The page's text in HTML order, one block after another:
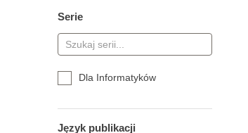
Serie
Dla Informatyków
Język publikacji